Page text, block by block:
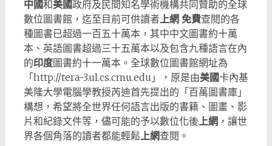
中國和美國政府及民間知名學術機構共同贊助的全球
數位圖書館，迄至目前可供讀者上網 免費查閱的各
種圖書已超過一百五十萬本，其中中文圖書約十萬
本、英語圖書超過三十五萬本以及包含九種語言在內
的印度圖書約十一萬本。全球數位圖書館網址為
「http://tera-3.ul.cs.cmu.edu」，原是由美國卡內基
美隆大學電腦學教授芮迪首先提出的「百萬圖書庫」
構想，希望將全世界任何語言出版的書籍、圖畫、影
片和紀錄文件等，儘可能的予以數位化後上網 ，讓世
界各個角落的讀者都能輕鬆上網查閱。